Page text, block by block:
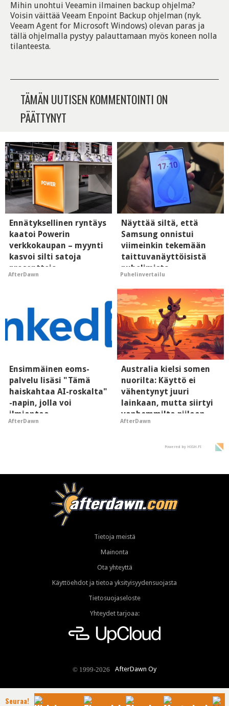
Mihin unohtui Veeamin ilmainen backup ohjelma?
Voisin väittää Veeam Enpoint Backup ohjelman (nyk.
Veeam Agent for Microsoft Windows) olevan paras ja
tällä ohjelmalla pystyy palauttamaan myös koneen nolla
tilanteesta.
TÄMÄN UUTISEN KOMMENTOINTI ON
PÄÄTTYNYT
Ennätyksellinen ryntäys
kaatoi Powerin
verkkokaupan – myynti
kasvoi silti satoja
prosentteja
AfterDawn
Näyttää siltä, että
Samsung onnistui
viimeinkin tekemään
taittuvanäyttöisistä
puhelimista
supersuosittuja
Puhelinvertailu
Ensimmäinen eoms-
palvelu lisäsi "Tämä
haiskahtaa AI-roskalta"
-napin, jolla voi
ilmiantaa
tekoälytauhkan
AfterDawn
Australia kielsi somen
nuorilta: Käyttö ei
vähentynyt juuri
lainkaan, mutta siirtyi
vanhemmilta piiloon
AfterDawn
Powered by HIGH.FI
Tietoja meistä
Mainonta
Ota yhteyttä
Käyttöehdot ja tietoa yksityisyydensuojasta
Tietosuojaseloste
Yhteydet tarjoaa:
© 1999-2026 AfterDawn Oy
Seuraa!